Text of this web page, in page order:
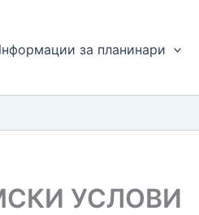
за планинари
УСЛОВИ